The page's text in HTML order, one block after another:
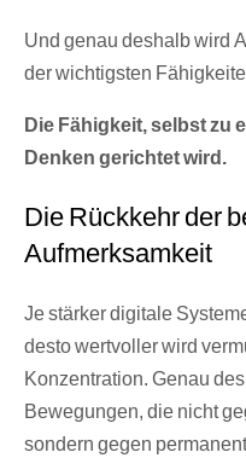
Und genau deshalb wird
der wichtigsten
Die Fähigkeit, selbst zu
Denken gerichtet wird.
Die Rückkehr der
Aufmerksamkeit
Je stärker digitale
desto wertvoller wird
Konzentration. Genau
Bewegungen, die nicht
sondern gegen